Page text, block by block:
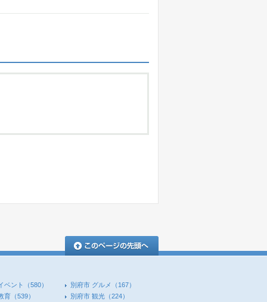
ベント （580） 別府市 グルメ
（167）
育 （539） 別府市 観光 （224）